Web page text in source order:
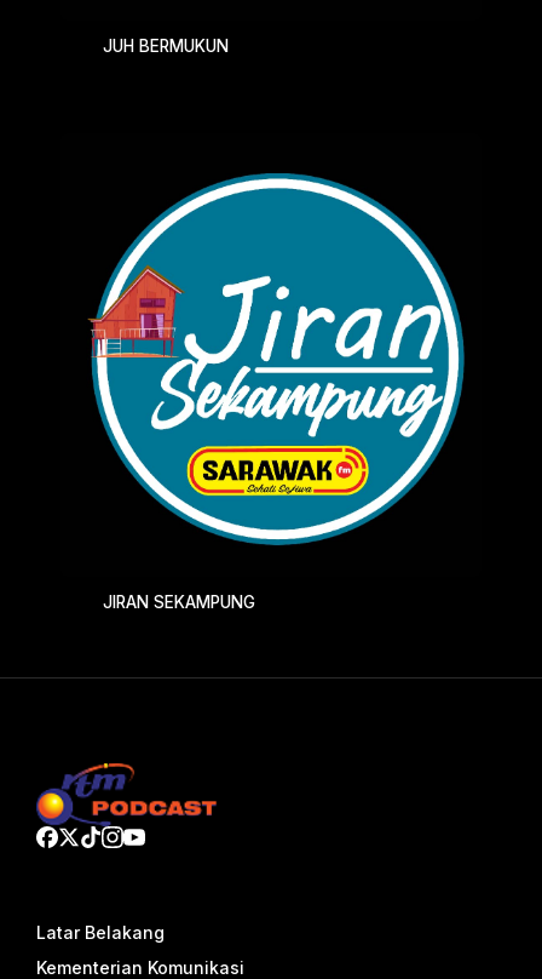
JUH BERMUKUN
JIRAN SEKAMPUNG
Latar Belakang
Kementerian Komunikasi